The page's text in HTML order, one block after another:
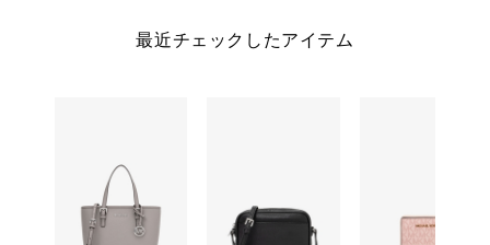
最近チェックしたアイテム